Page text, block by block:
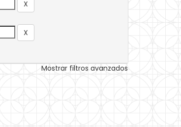
Mostrar filtros avanzados